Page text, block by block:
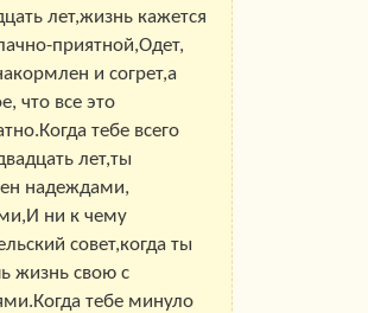
лет,жизнь кажется
приятной,Одет,
и согрет,а
что все это
тебе всего
лет,ты
надеждами,
ни к чему
совет,когда ты
жизнь свою с
тебе минуло